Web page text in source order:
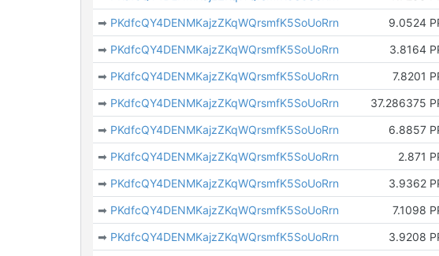
➡ PKdfcQY4DENMKajzZKqWQrsmfK5SoUoRrn
9.0524
➡ PKdfcQY4DENMKajzZKqWQrsmfK5SoUoRrn
3.8164
➡ PKdfcQY4DENMKajzZKqWQrsmfK5SoUoRrn
7.8201
➡ PKdfcQY4DENMKajzZKqWQrsmfK5SoUoRrn
37.286375
➡ PKdfcQY4DENMKajzZKqWQrsmfK5SoUoRrn
6.8857
➡ PKdfcQY4DENMKajzZKqWQrsmfK5SoUoRrn
2.871
➡ PKdfcQY4DENMKajzZKqWQrsmfK5SoUoRrn
3.9362
➡ PKdfcQY4DENMKajzZKqWQrsmfK5SoUoRrn
7.1098
➡ PKdfcQY4DENMKajzZKqWQrsmfK5SoUoRrn
3.9208